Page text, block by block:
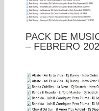
PACK DE
– FEBRERO